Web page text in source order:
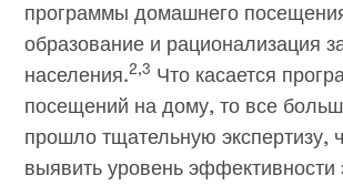
программы домашнего
образование и рационализация
населения.2,3 Что касается
посещений на дому, то все
прошло тщательную экспертизу,
выявить уровень эффективности